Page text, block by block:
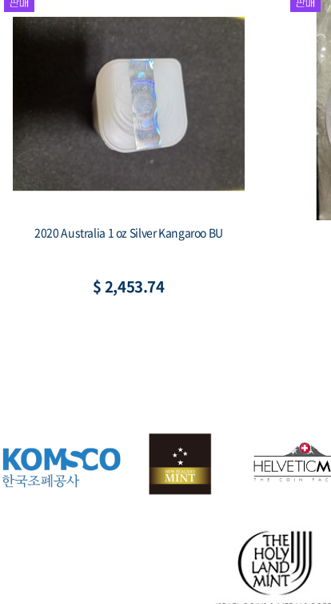
1981 대한민국 제5공화국 출범 기념 주화 봉
$ 21.98